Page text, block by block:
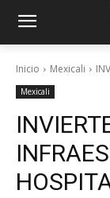
Inicio Mexicali
Mexicali